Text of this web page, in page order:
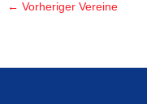
← Vorheriger Vereine